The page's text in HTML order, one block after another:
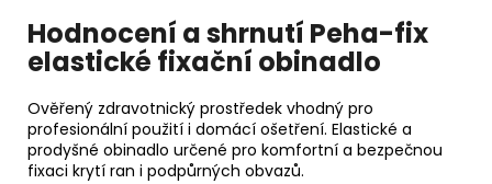
Hodnocení a shrnutí Peha-fix
elastické fixační obinadlo
Ověřený zdravotnický prostředek vhodný pro
profesionální použití i domácí ošetření. Elastické a
prodyšné obinadlo určené pro komfortní a bezpečnou
fixaci krytí ran i podpůrných obvazů.